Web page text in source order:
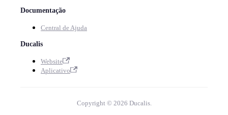
Documentação
Central de Ajuda
Ducalis
Website
Aplicativo
Copyright © 2026 Ducalis.